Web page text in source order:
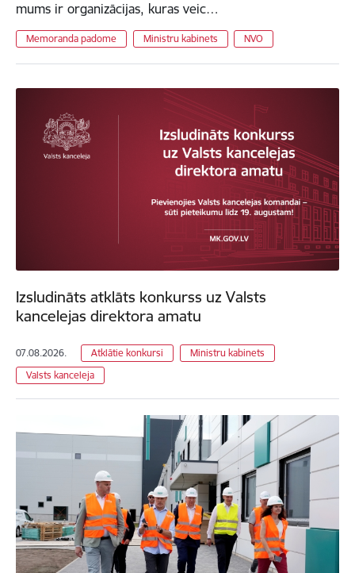
mums ir organizācijas, kuras veic…
Memoranda padome Ministru kabinets NVO
Izsludināts atklāts konkurss uz Valsts
kancelejas direktora amatu
07.08.2026. Atklātie konkursi
Ministru kabinets
Valsts kanceleja